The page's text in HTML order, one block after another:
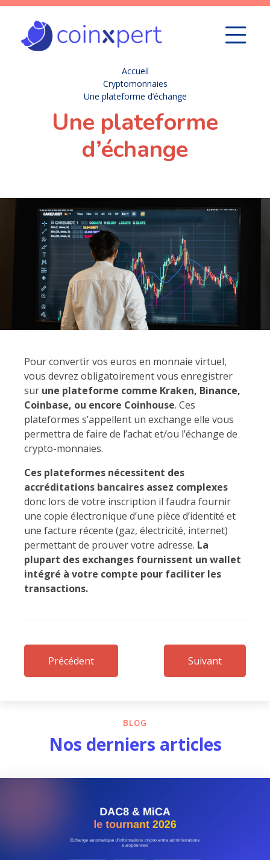
Accueil
Cryptomonnaies
Une plateforme d’échange
Une plateforme
d’échange
Pour convertir vos euros en monnaie virtuel,
vous devrez obligatoirement vous enregistrer
sur une plateforme comme Kraken, Binance,
Coinbase, ou encore Coinhouse. Ces
plateformes s’appellent un exchange elle vous
permettra de faire de l’achat et/ou l’échange de
crypto-monnaies.
Ces plateformes nécessitent des
accréditations bancaires assez complexes
donc lors de votre inscription il faudra fournir
une copie électronique d’une pièce d’identité et
une facture récente (gaz, électricité, internet)
permettant de prouver votre adresse. La
plupart des exchanges fournissent un wallet
intégré à votre compte pour faciliter les
transactions.
Précédent Suivant
BLOG
Nos derniers articles